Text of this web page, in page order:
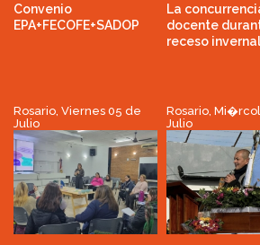
Convenio
EPA+FECOFE+SADOP
La
docente
receso invernal
Rosario, Viernes 05 de
Julio
Rosario,
Julio